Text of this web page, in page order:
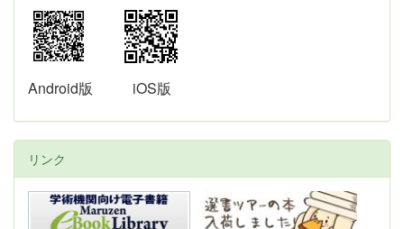
Android版 iOS版
リンク